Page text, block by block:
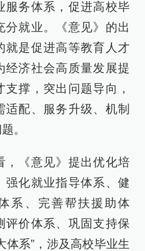
服务体系，促进高校毕
分就业。《意见》的出
就是促进高等教育人才
经济社会高质量发展提
支撑，突出问题导向，
适配、服务升级、机制
。
，《意见》提出优化培
强化就业指导体系、健
系、完善帮扶援助体
评价体系、巩固支持保
体系”，涉及高校毕业生